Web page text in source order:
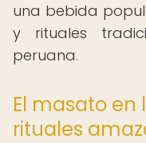
una bebida
y rituales
peruana.
El masato en
rituales